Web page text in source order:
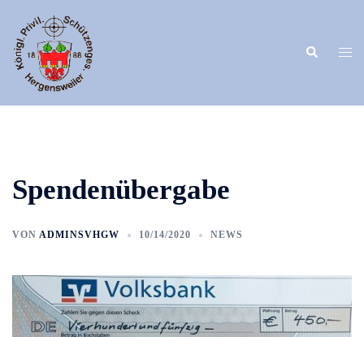
Inhalt
springen
Suche
Spendenübergabe
VON ADMINSVHGW 10/14/2020 NEWS